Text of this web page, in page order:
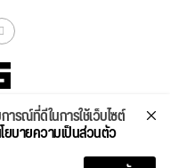
บทความยอดนิยม ติดต่อเรา
รณ์ที่ดีในการใช้เว็บไซต์
ยบายความเป็นส่วนตัว